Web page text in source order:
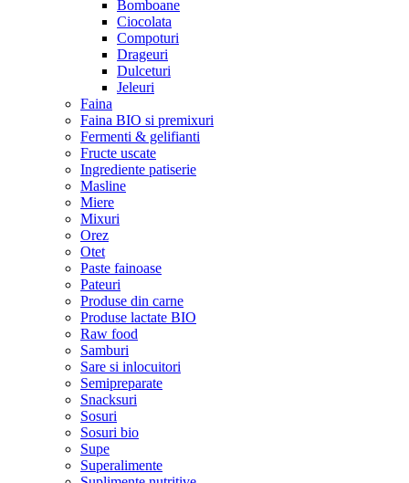
Bomboane
Ciocolata
Compoturi
Drageuri
Dulceturi
Jeleuri
Faina
Faina BIO si premixuri
Fermenti & gelifianti
Fructe uscate
Ingrediente patiserie
Masline
Miere
Mixuri
Orez
Otet
Paste fainoase
Pateuri
Produse din carne
Produse lactate BIO
Raw food
Samburi
Sare si inlocuitori
Semipreparate
Snacksuri
Sosuri
Sosuri bio
Supe
Superalimente